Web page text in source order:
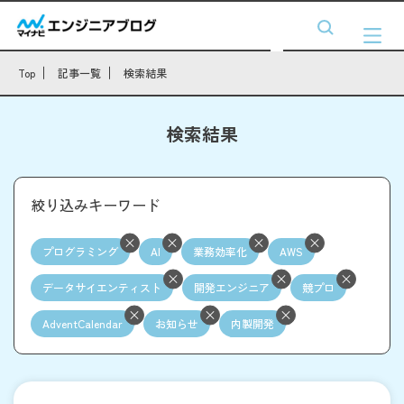
Top 記事一覧 検索結果
検索結果
絞り込みキーワード
プログラミング AI 業務効率化 AWS
データサイエンティスト 開発エンジニア 競プロ
AdventCalendar お知らせ 内製開発